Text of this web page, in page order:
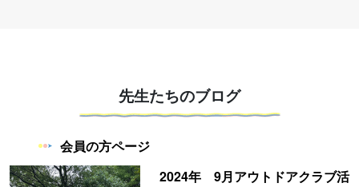
会員の方ページ
先生たちのブログ
2024年 9月アウトドアクラブ活